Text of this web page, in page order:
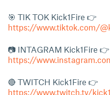
🎯 TIK TOK Kick1Fire 👉
https://www.tiktok.com/
📷 INTAGRAM Kick1Fire 👉
https://
🔴 TWITCH Kick1Fire 👉
https://www.twitch.tv/